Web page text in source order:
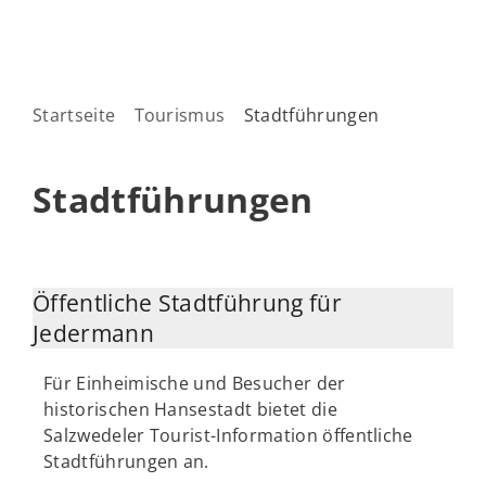
Startseite Tourismus Stadtführungen
Stadtführungen
Öffentliche Stadtführung für
Jedermann
Für Einheimische und Besucher der
historischen Hansestadt bietet die
Salzwedeler Tourist-Information öffentliche
Stadtführungen an.